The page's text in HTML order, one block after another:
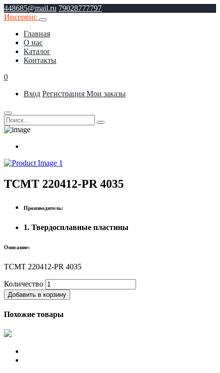
448685@mail.ru 79028777797
Инсервис
Главная
О нас
Каталог
Контакты
0
Вход Регистрация Мои заказы
TCMT 220412-PR 4035
Производитель:
1. Твердосплавные пластины
Описание:
TCMT 220412-PR 4035
Количество
Добавить в корзину
Похожие товары